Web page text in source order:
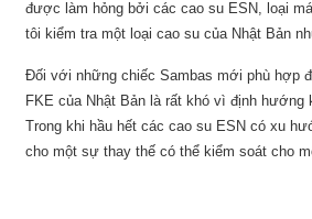
được làm hỏng bởi các cao su ESN, loại
tôi kiểm tra một loại cao su của Nhật Bản
Đối với những chiếc Sambas mới phù hợp
FKE của Nhật Bản là rất khó vì định
Trong khi hầu hết các cao su ESN có xu
cho một sự thay thế có thể kiểm soát cho